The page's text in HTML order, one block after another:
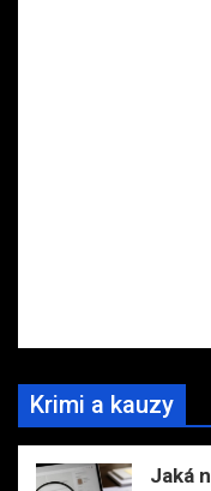
Krimi a kauzy
Jaká